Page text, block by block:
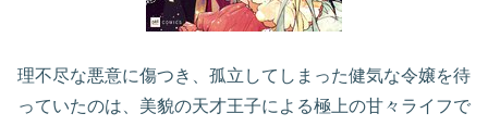
理不尽な悪意に傷つき、孤立してしまった健気な令嬢を待
っていたのは、美貌の天才王子による極上の甘々ライフで